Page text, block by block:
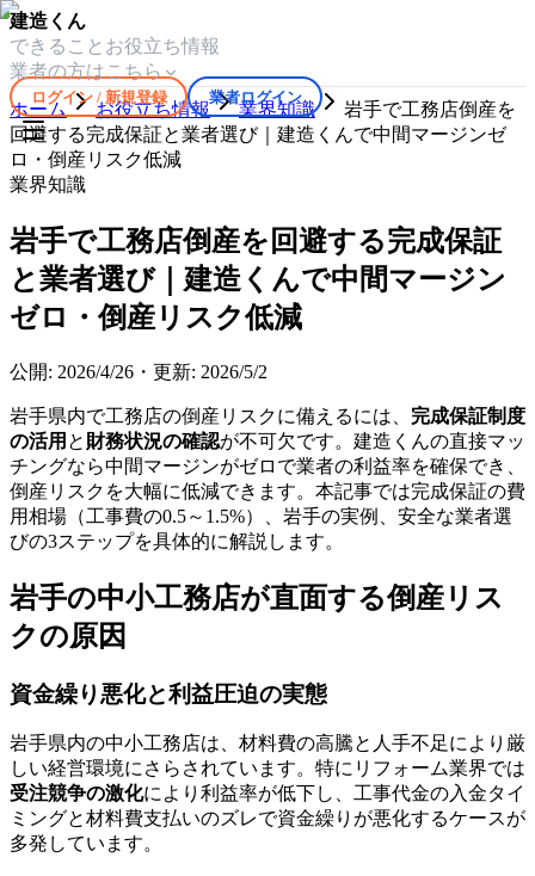
建造くん
できること お役立ち情報
業者の方はこちら
ログイン / 新規登録 業者ログイン
ホーム お役立ち情報 業界知識
岩手で工務店倒産を
回避する完成保証と業者選び｜建造くんで中間マージンゼ
ロ・倒産リスク低減
業界知識
岩手で工務店倒産を回避する完成保証
と業者選び｜建造くんで中間マージン
ゼロ・倒産リスク低減
公開: 2026/4/26 ・ 更新: 2026/5/2
岩手県内で工務店の倒産リスクに備えるには、 完成保証制度
の活用 と 財務状況の確認が不可欠です。建造くんの直接マッ
チングなら中間マージンがゼロで業者の利益率を確保でき、
倒産リスクを大幅に低減できます。本記事では完成保証の費
用相場（工事費の0.5～1.5%）、岩手の実例、安全な業者選
びの3ステップを具体的に解説します。
岩手の中小工務店が直面する倒産リス
クの原因
資金繰り悪化と利益圧迫の実態
岩手県内の中小工務店は、材料費の高騰と人手不足により厳
しい経営環境にさらされています。特にリフォーム業界では
受注競争の激化により利益率が低下し、工事代金の入金タイ
ミングと材料費支払いのズレで資金繰りが悪化するケースが
多発しています。